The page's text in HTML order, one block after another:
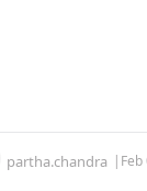
partha.chandra |